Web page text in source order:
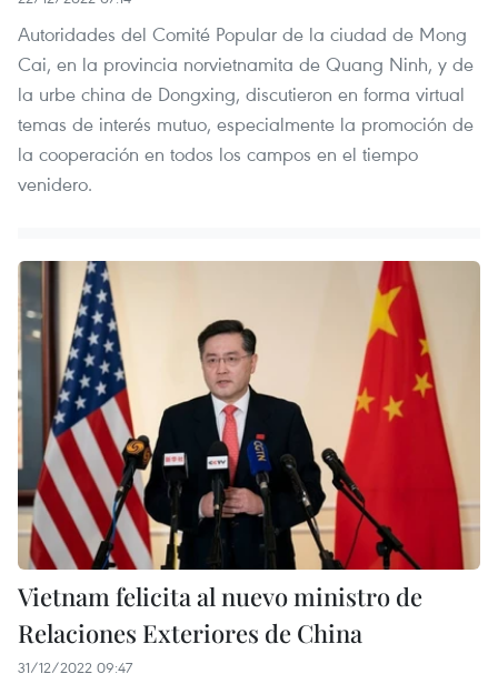
Autoridades del Comité Popular de la ciudad de Mong
Cai, en la provincia norvietnamita de Quang Ninh, y de
la urbe china de Dongxing, discutieron en forma virtual
temas de interés mutuo, especialmente la promoción de
la cooperación en todos los campos en el tiempo
venidero.
Vietnam felicita al nuevo ministro de
Relaciones Exteriores de China
31/12/2022 09:47